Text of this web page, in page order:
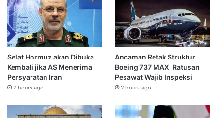
Selat Hormuz akan Dibuka
Kembali jika AS Menerima
Persyaratan Iran
2 hours ago
Ancaman Retak Struktur
Boeing 737 MAX, Ratusan
Pesawat Wajib Inspeksi
2 hours ago